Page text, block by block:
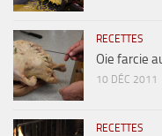
RECETTES
Oie farcie
10 DÉC 2011
RECETTES